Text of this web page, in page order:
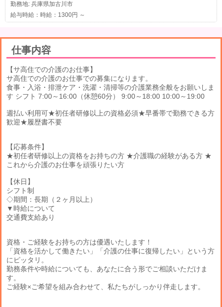
勤務地: 兵庫県加古川市
給与時給：時給：1300円 ～
仕事内容
【サ高住での介護のお仕事】
サ高住での介護のお仕事での募集になります。
食事・入浴・排泄ケア・洗濯・清掃等の介護業務全般をお願いしま
す シフト 7:00～16:00（休憩60分） 9:00～18:00 10:00～19:00
週払い利用可★初任者研修以上の資格必須★早番帯で勤務できる方
歓迎★履歴書不要
【応募条件】
★初任者研修以上の資格をお持ちの方 ★介護職の経験がある方 ★
これから介護のお仕事を頑張りたい方
【休日】
シフト制
◇期間：長期（２ヶ月以上）
▼時給について
交通費支給あり
資格・ご経験をお持ちの方は優遇いたします！
「資格を活かして働きたい」「介護の仕事に復帰したい」という方
にピッタリ。
勤務条件や時給についても、あなたに合う形でご相談いただけま
す。
ご経験×ご希望を組み合わせて、私たちがしっかり伴走します。